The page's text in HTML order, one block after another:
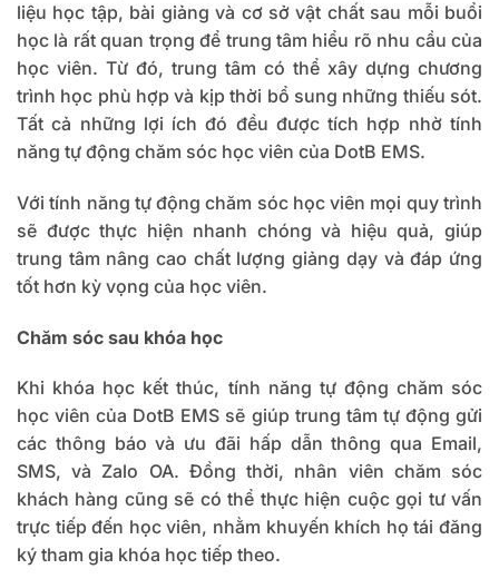
liệu học tập, bài giảng và cơ sở vật chất sau mỗi buổi
học là rất quan trọng để trung tâm hiểu rõ nhu cầu của
học viên. Từ đó, trung tâm có thể xây dựng chương
trình học phù hợp và kịp thời bổ sung những thiếu sót.
Tất cả những lợi ích đó đều được tích hợp nhờ tính
năng tự động chăm sóc học viên của DotB EMS.
Với tính năng tự động chăm sóc học viên mọi quy trình
sẽ được thực hiện nhanh chóng và hiệu quả, giúp
trung tâm nâng cao chất lượng giảng dạy và đáp ứng
tốt hơn kỳ vọng của học viên.
Chăm sóc sau khóa học
Khi khóa học kết thúc, tính năng tự động chăm sóc
học viên của DotB EMS sẽ giúp trung tâm tự động gửi
các thông báo và ưu đãi hấp dẫn thông qua Email,
SMS, và Zalo OA. Đồng thời, nhân viên chăm sóc
khách hàng cũng sẽ có thể thực hiện cuộc gọi tư vấn
trực tiếp đến học viên, nhằm khuyến khích họ tái đăng
ký tham gia khóa học tiếp theo.